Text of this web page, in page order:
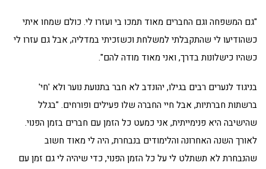
"גם המשפחה וגם החברים מאוד תמכו בי ועזרו לי. כולם שמחו איתי
כשהודיעו לי שהתקבלתי למשלחת וכשזכיתי במדליה, אבל גם עזרו לי
כשהיו כישלונות בדרך, ואני מאוד מודה להם".
בניגוד לנערים רבים בגילו, יהונדב לא חבר בתנועת נוער ולא 'חי'
ברשתות חברתיות, אבל חיי החברה שלו פעילים ופורחים. "בגלל
שהישיבה היא פנימייתית, אני כמעט כל הזמן עם חברים בזמן הפנוי.
לאורך השנה האחרונה והלימודים בנבחרת, היה לי מאוד חשוב
שהנבחרת לא תשתלט לי על כל הזמן הפנוי, כדי שיהיה לי גם זמן עם